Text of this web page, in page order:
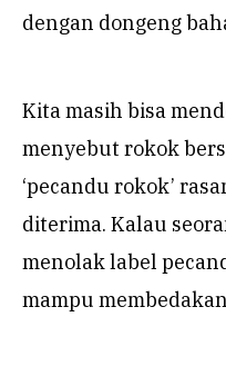
dengan dongeng
Kita masih bisa
menyebut rokok
‘pecandu rokok’
diterima. Kalau
menolak label
mampu